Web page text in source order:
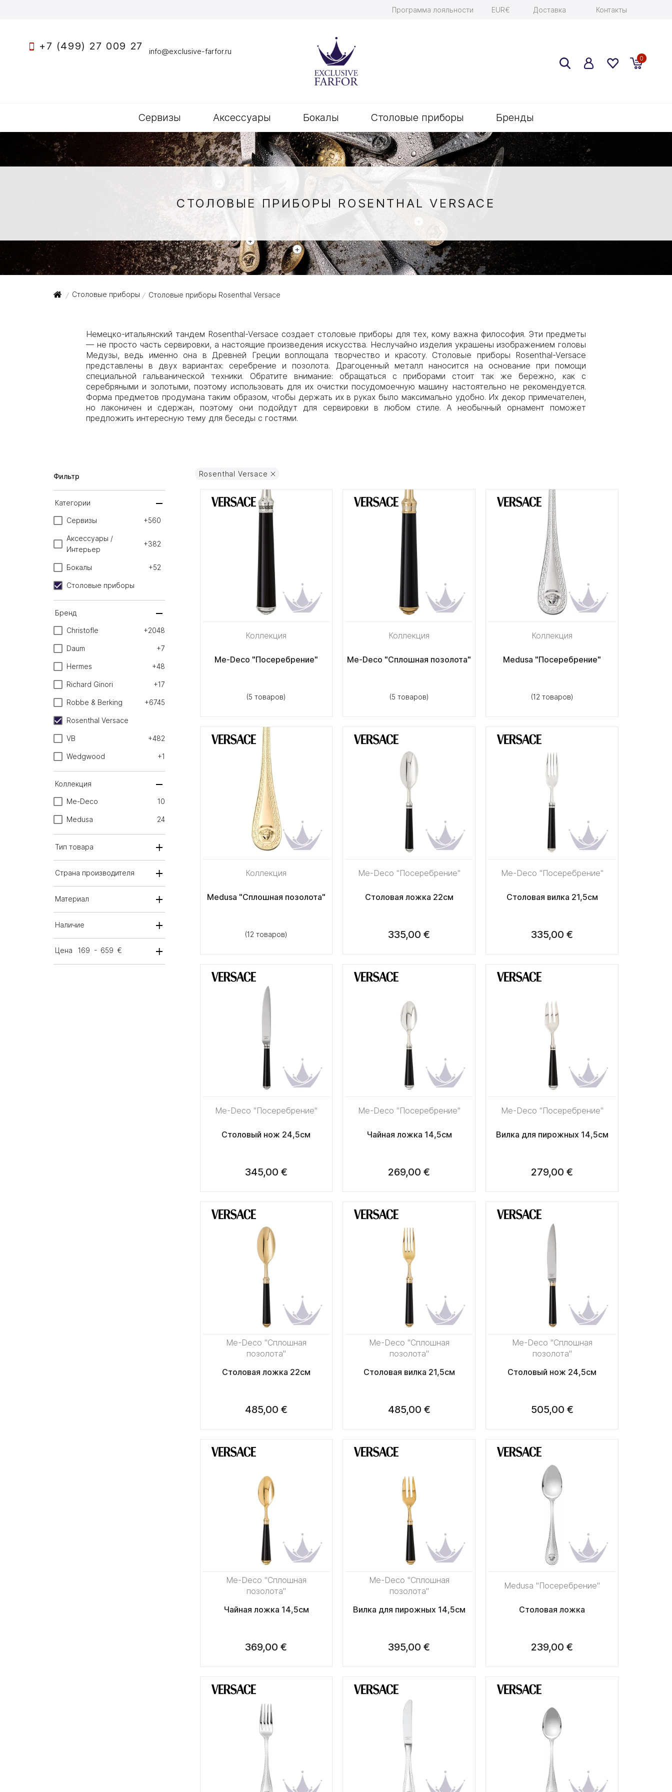
Программа лояльности EUR€ Доставка Контакты
+7 (499) 27 009 27 info@exclusive-farfor.ru
0
Сервизы Аксессуары Бокалы Столовые приборы Бренды
+
+
+
+
СТОЛОВЫЕ ПРИБОРЫ ROSENTHAL VERSACE
/ Столовые приборы / Столовые приборы Rosenthal Versace
Немецко-итальянский тандем Rosenthal-Versace создает столовые приборы для тех, кому важна философия. Эти предметы
— не просто часть сервировки, а настоящие произведения искусства. Неслучайно изделия украшены изображением головы
Медузы, ведь именно она в Древней Греции воплощала творчество и красоту. Столовые приборы Rosenthal-Versace
представлены в двух вариантах: серебрение и позолота. Драгоценный металл наносится на основание при помощи
специальной гальванической техники. Обратите внимание: обращаться с приборами стоит так же бережно, как с
серебряными и золотыми, поэтому использовать для их очистки посудомоечную машину настоятельно не рекомендуется.
Форма предметов продумана таким образом, чтобы держать их в руках было максимально удобно. Их декор примечателен,
но лаконичен и сдержан, поэтому они подойдут для сервировки в любом стиле. А необычный орнамент поможет
предложить интересную тему для беседы с гостями.
Фильтр
Категории
Сервизы +560
Аксессуары /
Интерьер
+382
Бокалы +52
Столовые приборы
Бренд
Christofle +2048
Daum +7
Hermes +48
Richard Ginori +17
Robbe & Berking +6745
Rosenthal Versace
VB +482
Wedgwood +1
Коллекция
Me-Deco 10
Medusa 24
Тип товара
Страна производителя
Материал
Наличие
Цена 169 - 659 €
Rosenthal Versace
Коллекция
Me-Deco "Посеребрение"
(5 товаров)
Коллекция
Me-Deco "Сплошная позолота"
(5 товаров)
Коллекция
Medusa "Посеребрение"
(12 товаров)
Коллекция
Medusa "Сплошная позолота"
(12 товаров)
Me-Deco "Посеребрение"
Столовая ложка 22см
335,00 €
Me-Deco "Посеребрение"
Столовая вилка 21,5см
335,00 €
Me-Deco "Посеребрение"
Столовый нож 24,5см
345,00 €
Me-Deco "Посеребрение"
Чайная ложка 14,5см
269,00 €
Me-Deco "Посеребрение"
Вилка для пирожных 14,5см
279,00 €
Me-Deco "Сплошная
позолота"
Столовая ложка 22см
485,00 €
Me-Deco "Сплошная
позолота"
Столовая вилка 21,5см
485,00 €
Me-Deco "Сплошная
позолота"
Столовый нож 24,5см
505,00 €
Me-Deco "Сплошная
позолота"
Чайная ложка 14,5см
369,00 €
Me-Deco "Сплошная
позолота"
Вилка для пирожных 14,5см
395,00 €
Medusa "Посеребрение"
Столовая ложка
239,00 €